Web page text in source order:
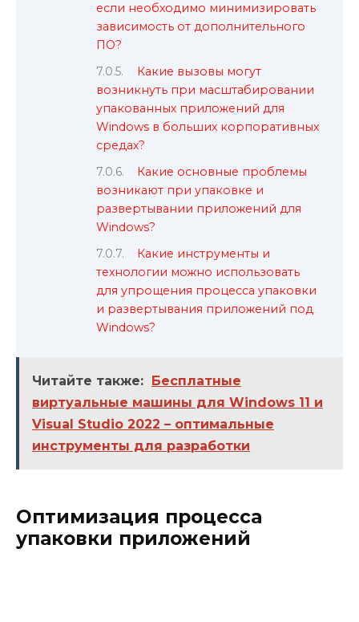
если необходимо минимизировать
зависимость от дополнительного
ПО?
Какие вызовы могут
возникнуть при масштабировании
упакованных приложений для
Windows в больших корпоративных
средах?
Какие основные проблемы
возникают при упаковке и
развертывании приложений для
Windows?
Какие инструменты и
технологии можно использовать
для упрощения процесса упаковки
и развертывания приложений под
Windows?
Читайте также: Бесплатные
виртуальные машины для Windows 11 и
Visual Studio 2022 – оптимальные
инструменты для разработки
Оптимизация процесса
упаковки приложений